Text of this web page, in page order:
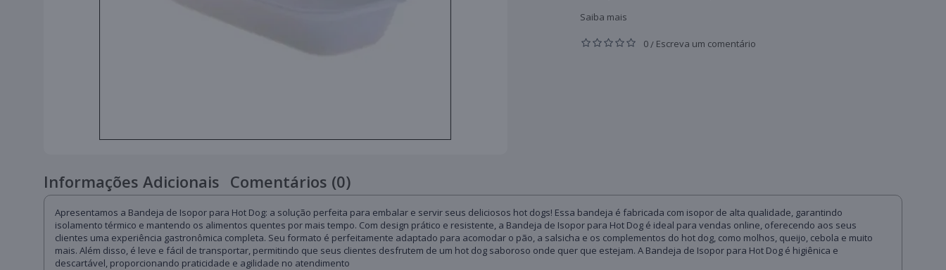
Saiba mais
0/ Escreva um comentário
Informações Adicionais Comentários (0)
Apresentamos a Bandeja de Isopor para Hot Dog: a solução perfeita para embalar e servir seus deliciosos hot dogs! Essa bandeja é fabricada com isopor de alta qualidade, garantindo
isolamento térmico e mantendo os alimentos quentes por mais tempo. Com design prático e resistente, a Bandeja de Isopor para Hot Dog é ideal para vendas online, oferecendo aos seus
clientes uma experiência gastronômica completa. Seu formato é perfeitamente adaptado para acomodar o pão, a salsicha e os complementos do hot dog, como molhos, queijo, cebola e muito
mais. Além disso, é leve e fácil de transportar, permitindo que seus clientes desfrutem de um hot dog saboroso onde quer que estejam. A Bandeja de Isopor para Hot Dog é higiênica e
descartável, proporcionando praticidade e agilidade no atendimento